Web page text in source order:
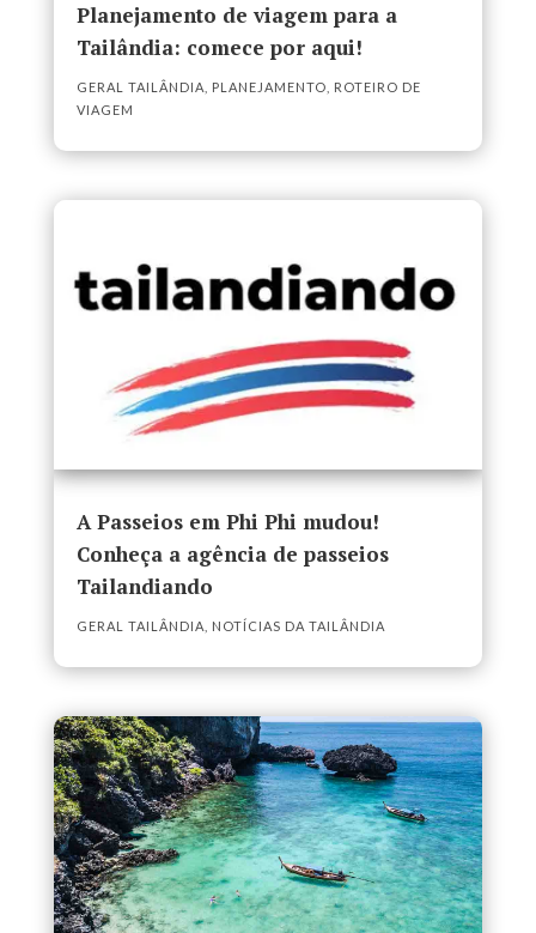
Planejamento de viagem para a
Tailândia: comece por aqui!
GERAL TAILÂNDIA PLANEJAMENTO
ROTEIRO DE
VIAGEM
A Passeios em Phi Phi mudou!
Conheça a agência de passeios
Tailandiando
GERAL TAILÂNDIA NOTÍCIAS DA TAILÂNDIA